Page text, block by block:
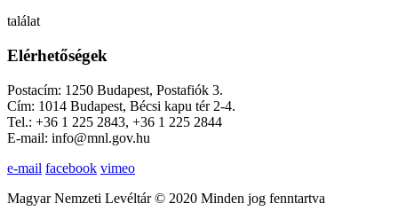
találat
Elérhetőségek
Postacím: 1250 Budapest, Postafiók 3.
Cím: 1014 Budapest, Bécsi kapu tér 2-4.
Tel.: +36 1 225 2843, +36 1 225 2844
E-mail: info@mnl.gov.hu
e-mail facebook vimeo
Magyar Nemzeti Levéltár © 2020 Minden jog fenntartva